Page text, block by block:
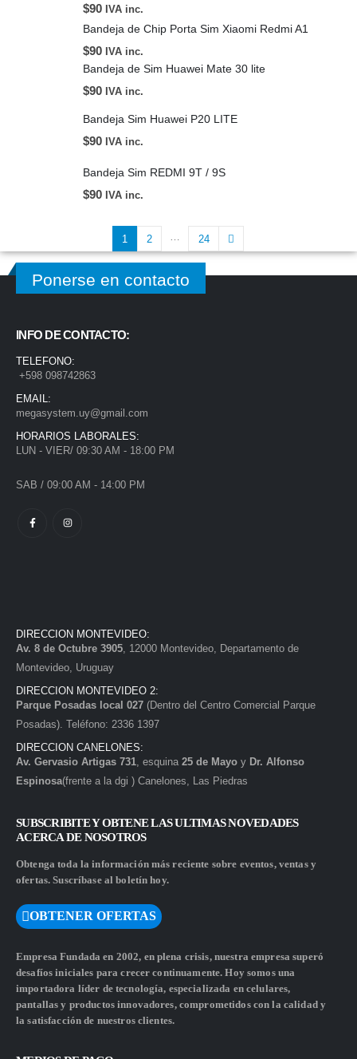
$90 IVA inc.
Bandeja de Chip Porta Sim Xiaomi Redmi A1
$90 IVA inc.
Bandeja de Sim Huawei Mate 30 lite
$90 IVA inc.
Bandeja Sim Huawei P20 LITE
$90 IVA inc.
Bandeja Sim REDMI 9T / 9S
$90 IVA inc.
1 2 24
Ponerse en contacto
INFO DE CONTACTO:
TELEFONO:
+598 098742863
EMAIL:
megasystem.uy@gmail.com
HORARIOS LABORALES:
LUN - VIER/ 09:30 AM - 18:00 PM
SAB / 09:00 AM - 14:00 PM
DIRECCION MONTEVIDEO:
Av. 8 de Octubre 3905 , 12000 Montevideo, Departamento de
Montevideo, Uruguay
DIRECCION MONTEVIDEO 2:
Parque Posadas local 027 (Dentro del Centro Comercial Parque
Posadas). Teléfono: 2336 1397
DIRECCION CANELONES:
Av. Gervasio Artigas 731 , esquina 25 de Mayo y Dr. Alfonso
Espinosa(frente a la dgi ) Canelones, Las Piedras
SUBSCRIBITE Y OBTENE LAS ULTIMAS NOVEDADES
ACERCA DE NOSOTROS
Obtenga toda la información más reciente sobre eventos, ventas y
ofertas. Suscríbase al boletín hoy.
OBTENER OFERTAS
Empresa Fundada en 2002, en plena crisis, nuestra empresa superó
desafíos iniciales para crecer continuamente. Hoy somos una
importadora líder de tecnología, especializada en celulares,
pantallas y productos innovadores, comprometidos con la calidad y
la satisfacción de nuestros clientes.